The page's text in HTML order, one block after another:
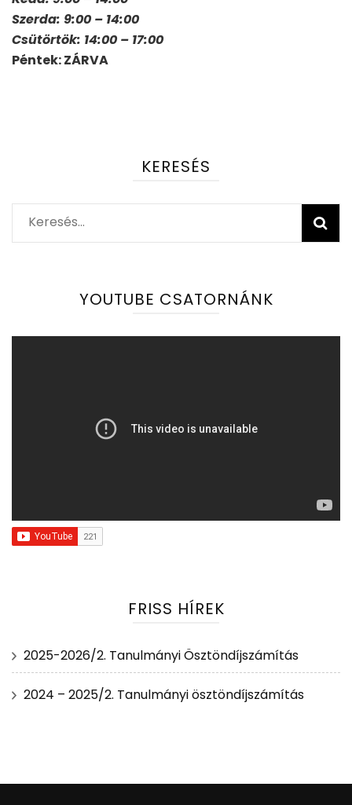
Szerda: 9:00 – 14:00
Csütörtök: 14:00 – 17:00
Péntek: ZÁRVA
KERESÉS
Keresés:
YOUTUBE CSATORNÁNK
FRISS HÍREK
2025-2026/2. Tanulmányi Ösztöndíjszámítás
2024 – 2025/2. Tanulmányi ösztöndíjszámítás